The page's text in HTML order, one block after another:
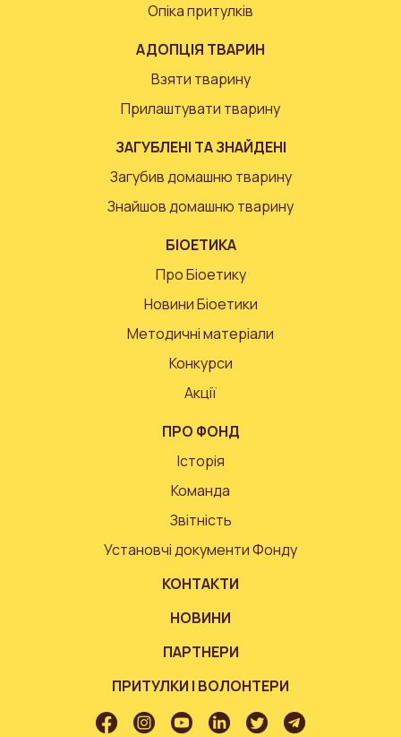
Опіка притулків
АДОПЦІЯ ТВАРИН
Взяти тварину
Прилаштувати тварину
ЗАГУБЛЕНІ ТА ЗНАЙДЕНІ
Загубив домашню тварину
Знайшов домашню тварину
БІОЕТИКА
Про Біоетику
Новини Біоетики
Методичні матеріали
Конкурси
Акції
ПРО ФОНД
Історія
Команда
Звітність
Установчі документи Фонду
КОНТАКТИ
НОВИНИ
ПАРТНЕРИ
ПРИТУЛКИ І ВОЛОНТЕРИ